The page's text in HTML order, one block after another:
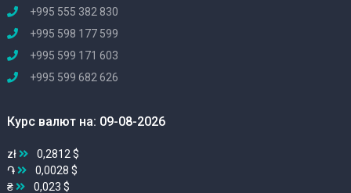
+995 555 382 830
+995 598 177 599
+995 599 171 603
+995 599 682 626
Курс валют на: 09-08-2026
zł
0,2812 $
֏
0,0028 $
₴
0,023 $